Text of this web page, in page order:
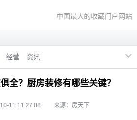
中国最大的收藏门户网站
经营 资讯
全？厨房装修有哪些关键？
11 11:27:08 来源：房天下